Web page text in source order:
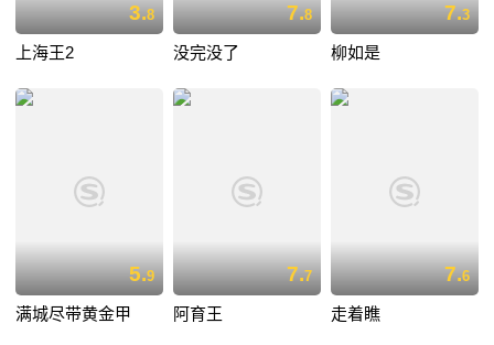
3.8
上海王2
7.8
没完没了
7.3
柳如是
5.9
满城尽带黄金甲
7.7
阿育王
7.6
走着瞧